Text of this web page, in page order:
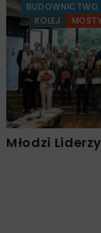
BUDOWNICTWO
KOLEJ
Młodzi